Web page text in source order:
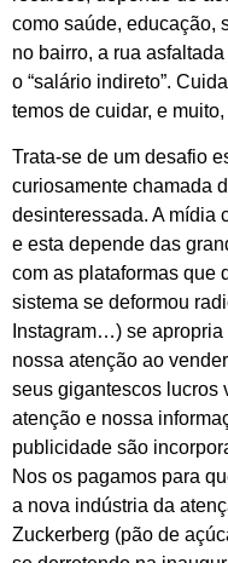
como saúde, educação,
no bairro, a rua
o “salário indireto”.
temos de cuidar, e
Trata-se de um desafio
curiosamente chamada
desinteressada. A mídia
e esta depende das
com as plataformas que
sistema se deformou
Instagram…) se
nossa atenção ao
seus gigantescos lucros
atenção e nossa
publicidade são
Nos os pagamos para
a nova indústria da
Zuckerberg (pão de